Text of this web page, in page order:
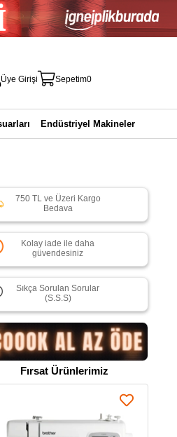
Üye Girişi Sepetim0
Endüstriyel Makineler
750 TL ve Üzeri Kargo
Bedava
Kolay iade ile daha
güvendesiniz
Sıkça Sorulan Sorular
(S.S.S)
Fırsat Ürünlerimiz